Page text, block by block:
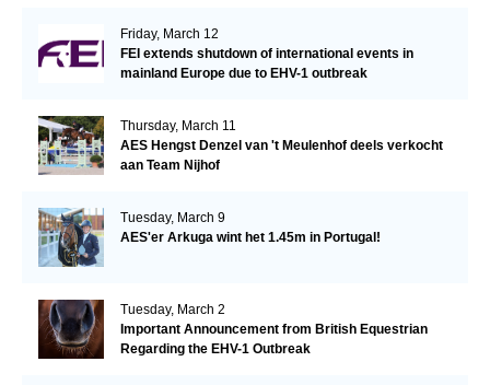
Friday, March 12
FEI extends shutdown of international events in
mainland Europe due to EHV-1 outbreak
Thursday, March 11
AES Hengst Denzel van 't Meulenhof deels verkocht
aan Team Nijhof
Tuesday, March 9
AES'er Arkuga wint het 1.45m in Portugal!
Tuesday, March 2
Important Announcement from British Equestrian
Regarding the EHV-1 Outbreak